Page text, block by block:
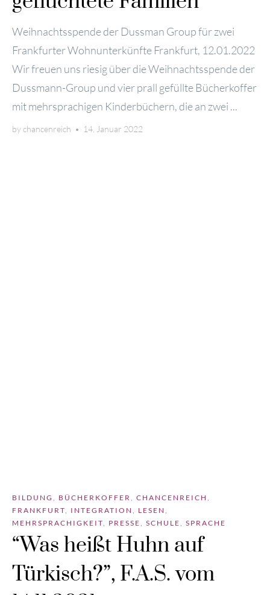
Weih­nachts­spen­de der Duss­man Group für zwei
Frank­fur­ter Wohn­un­ter­künf­te Frank­furt, 12.01.2022
Wir freu­en uns rie­sig über die Weih­nachts­spen­de der
Dus­s­­mann-Group und vier prall gefüll­te Bücher­kof­fer
mit mehr­spra­chi­gen Kin­der­bü­chern, die an zwei ...
bychancenreich • 14. Januar 2022
BILDUNG BÜCHERKOFFER CHANCENREICH
FRANKFURT
INTEGRATION LESEN
MEHRSPRACHIGKEIT
PRESSE SCHULE SPRACHE
“Was heißt Huhn auf
Türkisch?”, F.A.S. vom